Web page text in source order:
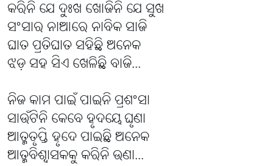
କରିନି ଯେ ଦୁଃଖ ଖୋଜିନି ଯେ ସୁଖ
ସଂସାର ନାଆରେ ନାବିକ ସାଜି
ଘାତ ପ୍ରତିଘାତ ସହିଛି ଅନେକ
ଝଡ଼ ସହ ସିଏ ଖେଳିଛି ବାଜି...
ନିଜ କାମ ପାଇଁ ପାଇନି ପ୍ରଶଂସା
ସାଉଁଟିନି କେବେ ହୃଦୟେ ଘୃଣା
ଆତ୍ମତୃପ୍ତି ହୃଦେ ପାଇଛି ଅନେକ
ଆତ୍ମବିଶ୍ୱାସକକୁ କରିନି ଉଣା...